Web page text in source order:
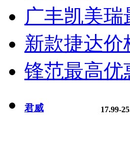
广丰凯美
新款捷达价
锋范最高优
君威 17.99-